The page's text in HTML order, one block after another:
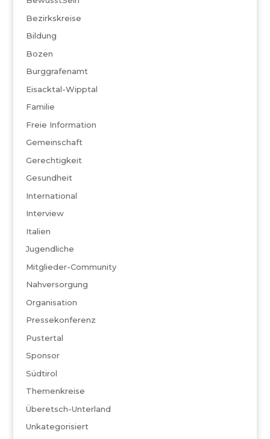
Bezirkskreise
Bildung
Bozen
Burggrafenamt
Eisacktal-Wipptal
Familie
Freie Information
Gemeinschaft
Gerechtigkeit
Gesundheit
International
Interview
Italien
Jugendliche
Mitglieder-Community
Nahversorgung
Organisation
Pressekonferenz
Pustertal
Sponsor
Südtirol
Themenkreise
Überetsch-Unterland
Unkategorisiert